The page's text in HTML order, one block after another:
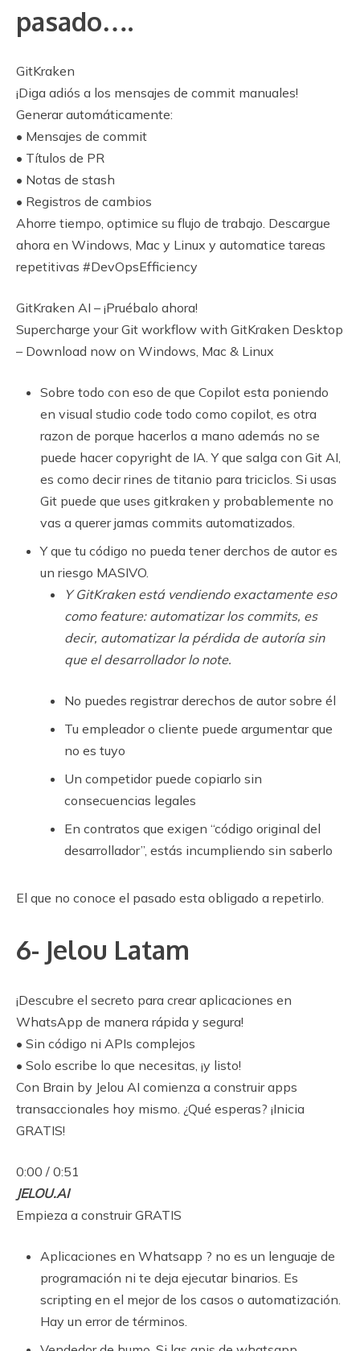
pasado….
GitKraken
¡Diga adiós a los mensajes de commit manuales!
Generar automáticamente:
• Mensajes de commit
• Títulos de PR
• Notas de stash
• Registros de cambios
Ahorre tiempo, optimice su flujo de trabajo. Descargue
ahora en Windows, Mac y Linux y automatice tareas
repetitivas #DevOpsEfficiency
GitKraken AI – ¡Pruébalo ahora!
Supercharge your Git workflow with GitKraken Desktop
– Download now on Windows, Mac & Linux
Sobre todo con eso de que Copilot esta poniendo
en visual studio code todo como copilot, es otra
razon de porque hacerlos a mano además no se
puede hacer copyright de IA. Y que salga con Git AI,
es como decir rines de titanio para triciclos. Si usas
Git puede que uses gitkraken y probablemente no
vas a querer jamas commits automatizados.
Y que tu código no pueda tener derchos de autor es
un riesgo MASIVO.
Y GitKraken está vendiendo exactamente eso
como feature: automatizar los commits, es
decir, automatizar la pérdida de autoría sin
que el desarrollador lo note.
No puedes registrar derechos de autor sobre él
Tu empleador o cliente puede argumentar que
no es tuyo
Un competidor puede copiarlo sin
consecuencias legales
En contratos que exigen “código original del
desarrollador”, estás incumpliendo sin saberlo
El que no conoce el pasado esta obligado a repetirlo.
6- Jelou Latam
¡Descubre el secreto para crear aplicaciones en
WhatsApp de manera rápida y segura!
• Sin código ni APIs complejos
• Solo escribe lo que necesitas, ¡y listo!
Con Brain by Jelou AI comienza a construir apps
transaccionales hoy mismo. ¿Qué esperas? ¡Inicia
GRATIS!
0:00 / 0:51
JELOU.AI
Empieza a construir GRATIS
Aplicaciones en Whatsapp ? no es un lenguaje de
programación ni te deja ejecutar binarios. Es
scripting en el mejor de los casos o automatización.
Hay un error de términos.